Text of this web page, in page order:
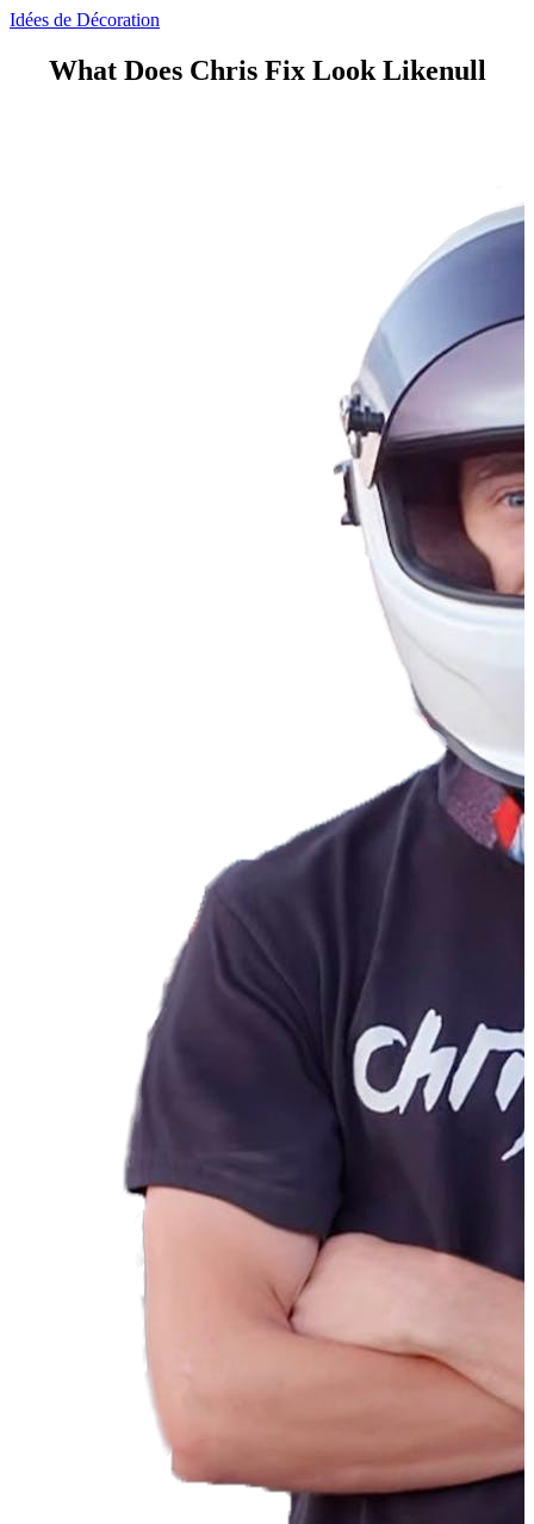
Idées de Décoration
What Does Chris Fix Look Likenull